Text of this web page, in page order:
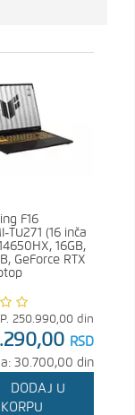
F16
TU271 (16 inča
16GB,
GeForce RTX
250.990,00 din
RSD
30.700,00 din
DODAJ U
KORPU